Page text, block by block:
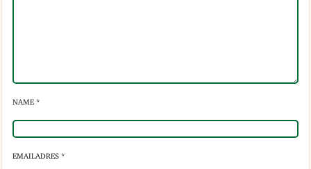
NAME *
EMAILADRES *